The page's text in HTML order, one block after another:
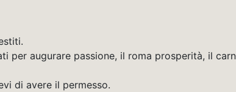
per augurare passione, il roma prosperità, il
di avere il permesso.